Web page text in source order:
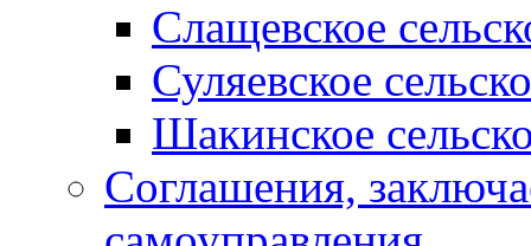
Слащевское
Суляевское
Шакинское
Соглашения,